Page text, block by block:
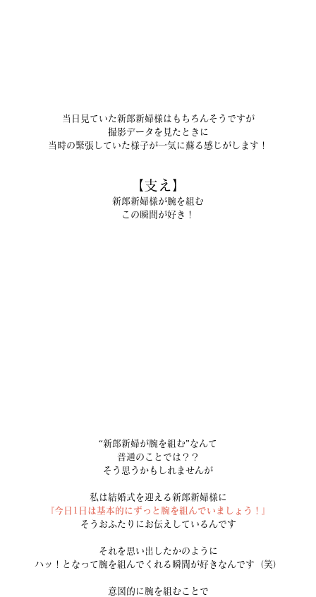
当日見ていた新郎新婦様はもちろんそうですが
撮影データを見たときに
当時の緊張していた様子が一気に蘇る感じがします！
【支え】
新郎新婦様が腕を組む
この瞬間が好き！
“新郎新婦が腕を組む”なんて
普通のことでは？？
そう思うかもしれませんが
私は結婚式を迎える新郎新婦様に
『今日1日は基本的にずっと腕を組んでいましょう！』
そうおふたりにお伝えしているんです
それを思い出したかのように
ハッ！となって腕を組んでくれる瞬間が好きなんです（笑）
意図的に腕を組むことで